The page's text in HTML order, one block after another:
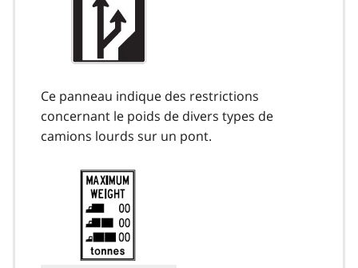
Ce panneau indique des restrictions
concernant le poids de divers types de
camions lourds sur un pont.